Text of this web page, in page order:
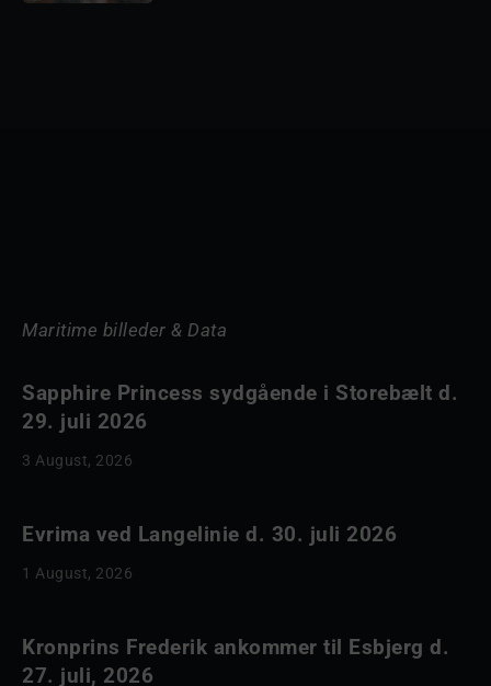
Maritime billeder & Data
Sapphire Princess sydgående i Storebælt d.
29. juli 2026
3 August, 2026
Evrima ved Langelinie d. 30. juli 2026
1 August, 2026
Kronprins Frederik ankommer til Esbjerg d.
27. juli, 2026